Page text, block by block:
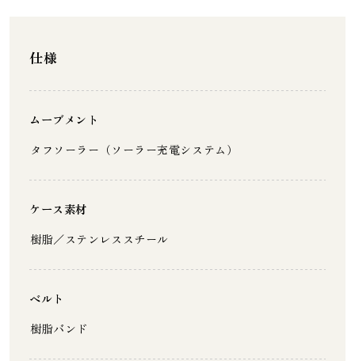
仕様
ムーブメント
タフソーラー（ソーラー充電システム）
ケース素材
樹脂／ステンレススチール
ベルト
樹脂バンド